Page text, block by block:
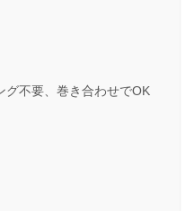
グ不要、巻き合わせでOK